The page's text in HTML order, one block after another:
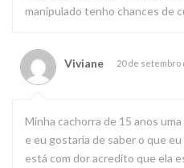
manipulado tenho chances de
Viviane 20 de setembro
Minha cachorra de 15 anos
e eu gostaria de saber o que
está com dor acredito que ela